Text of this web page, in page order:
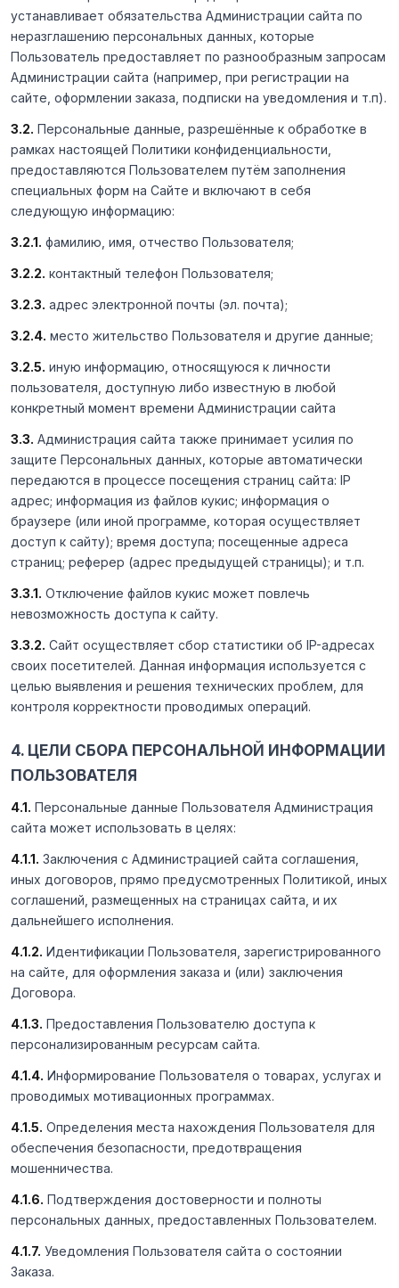
устанавливает обязательства Администрации сайта по
неразглашению персональных данных, которые
Пользователь предоставляет по разнообразным запросам
Администрации сайта (например, при регистрации на
сайте, оформлении заказа, подписки на уведомления и т.п).
3.2. Персональные данные, разрешённые к обработке в
рамках настоящей Политики конфиденциальности,
предоставляются Пользователем путём заполнения
специальных форм на Сайте и включают в себя
следующую информацию:
3.2.1. фамилию, имя, отчество Пользователя;
3.2.2. контактный телефон Пользователя;
3.2.3. адрес электронной почты (эл. почта);
3.2.4. место жительство Пользователя и другие данные;
3.2.5. иную информацию, относящуюся к личности
пользователя, доступную либо известную в любой
конкретный момент времени Администрации сайта
3.3. Администрация сайта также принимает усилия по
защите Персональных данных, которые автоматически
передаются в процессе посещения страниц сайта: IP
адрес; информация из файлов кукис; информация о
браузере (или иной программе, которая осуществляет
доступ к сайту); время доступа; посещенные адреса
страниц; реферер (адрес предыдущей страницы); и т.п.
3.3.1. Отключение файлов кукис может повлечь
невозможность доступа к сайту.
3.3.2. Сайт осуществляет сбор статистики об IP-адресах
своих посетителей. Данная информация используется с
целью выявления и решения технических проблем, для
контроля корректности проводимых операций.
4. ЦЕЛИ СБОРА ПЕРСОНАЛЬНОЙ ИНФОРМАЦИИ
ПОЛЬЗОВАТЕЛЯ
4.1. Персональные данные Пользователя Администрация
сайта может использовать в целях:
4.1.1. Заключения с Администрацией сайта соглашения,
иных договоров, прямо предусмотренных Политикой, иных
соглашений, размещенных на страницах сайта, и их
дальнейшего исполнения.
4.1.2. Идентификации Пользователя, зарегистрированного
на сайте, для оформления заказа и (или) заключения
Договора.
4.1.3. Предоставления Пользователю доступа к
персонализированным ресурсам сайта.
4.1.4. Информирование Пользователя о товарах, услугах и
проводимых мотивационных программах.
4.1.5. Определения места нахождения Пользователя для
обеспечения безопасности, предотвращения
мошенничества.
4.1.6. Подтверждения достоверности и полноты
персональных данных, предоставленных Пользователем.
4.1.7. Уведомления Пользователя сайта о состоянии
Заказа.